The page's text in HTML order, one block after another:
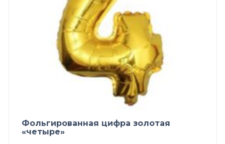
Фольгированная цифра золотая
«четыре»